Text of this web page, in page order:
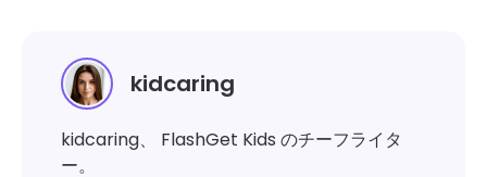
kidcaring
kidcaring、 FlashGet Kids のチーフライタ
ー。